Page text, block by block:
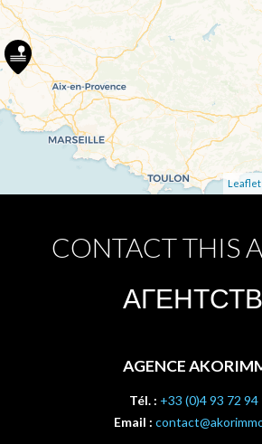
Leaflet
CONTACT THIS
AGENCE
Tél. : +33 (0)4 93 72 94
Email :